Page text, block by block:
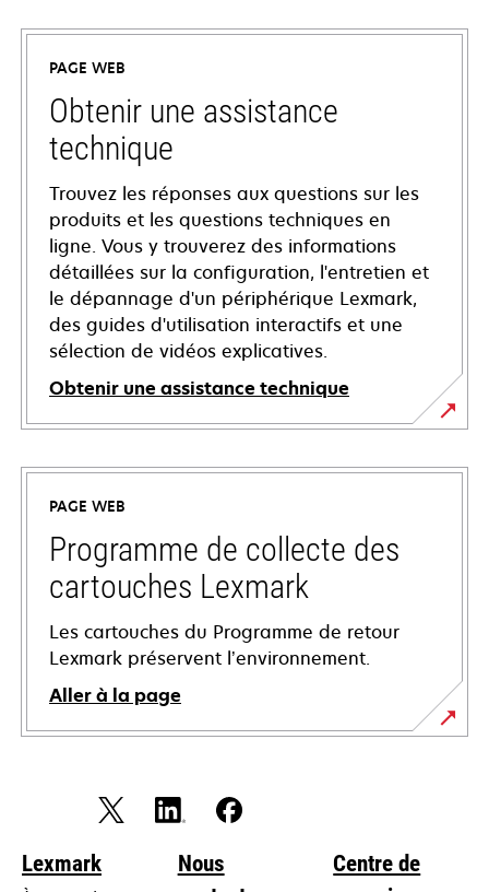
PAGE WEB
Obtenir une assistance
technique
Trouvez les réponses aux questions sur les
produits et les questions techniques en
ligne. Vous y trouverez des informations
détaillées sur la configuration, l'entretien et
le dépannage d'un périphérique Lexmark,
des guides d'utilisation interactifs et une
sélection de vidéos explicatives.
Obtenir une assistance technique
s’ouvre
dans
nouvel
onglet
PAGE WEB
Programme de collecte des
cartouches Lexmark
Les cartouches du Programme de retour
Lexmark préservent l’environnement.
Aller à la page
Lexmark
Nous
Centre de